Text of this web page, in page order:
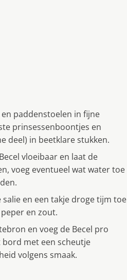
paddenstoelen in fijne
prinsessenboontjes en
deel) in beetklare stukken.
vloeibaar en laat de
voeg eventueel wat water toe
en een takje droge tijm toe
en zout.
en voeg de Becel pro
met een scheutje
volgens smaak.